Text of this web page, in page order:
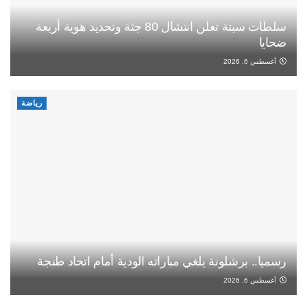
سلطات سبتة تعلن انتشال 80 جثة وتحديد هوية أربعة
ضحايا
أغسطس 6, 2026
رياضة
رسميا.. برشلونة يلغي مباراته الودية أمام اتحاد طنجة
أغسطس 6, 2026